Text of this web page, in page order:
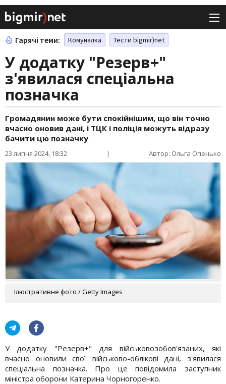
Гарячі теми: Комуналка Тести bigmir)net
У додатку "Резерв+"
з'явилася спеціальна
позначка
Громадянин може бути спокійнішим, що він точно
вчасно оновив дані, і ТЦК і поліція можуть відразу
бачити цю позначку
23 липня 2024, 18:32 | Автор: Ольга Опенько
Ілюстративне фото / Getty Images
У додатку "Резерв+" для військовозобов'язаних, які
вчасно оновили свої військово-облікові дані, з'явилася
спеціальна позначка. Про це повідомила заступник
міністра оборони Катерина Чорногоренко.